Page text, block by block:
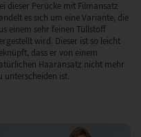
dieser Perücke mit Filmansatz
es sich um eine Variante, die
einem sehr feinen Tüllstoff
wird. Dieser ist so leicht
dass er von einem
Haaransatz nicht mehr
unterscheiden ist.